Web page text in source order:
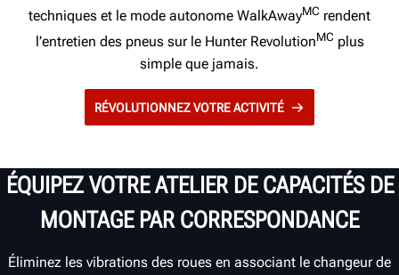
techniques et le mode autonome WalkAwayMC rendent
l’entretien des pneus sur le Hunter RevolutionMC plus
simple que jamais.
RÉVOLUTIONNEZ VOTRE ACTIVITÉ
ÉQUIPEZ VOTRE ATELIER DE CAPACITÉS DE
MONTAGE PAR CORRESPONDANCE
Éliminez les vibrations des roues en associant le changeur de